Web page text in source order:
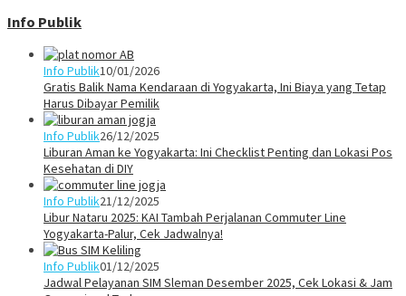
Info Publik
Info Publik10/01/2026
Gratis Balik Nama Kendaraan di Yogyakarta, Ini Biaya yang Tetap
Harus Dibayar Pemilik
Info Publik26/12/2025
Liburan Aman ke Yogyakarta: Ini Checklist Penting dan Lokasi Pos
Kesehatan di DIY
Info Publik21/12/2025
Libur Nataru 2025: KAI Tambah Perjalanan Commuter Line
Yogyakarta-Palur, Cek Jadwalnya!
Info Publik01/12/2025
Jadwal Pelayanan SIM Sleman Desember 2025, Cek Lokasi & Jam